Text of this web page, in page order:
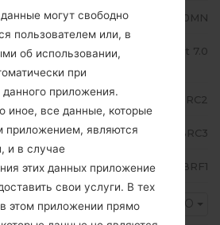
Samsung SM-J710MN
Android Nougat 7.0
J710MNUBU4BRC2
J710MNUUB4BRC3
J710MNUBU4BRF1
UPO
могут свободно
пользователем или, в
об использовании,
при
данного приложения.
иное, все данные, которые
приложением, являются
и в случае
этих данных приложение
свои услуги. В тех
этом приложении прямо